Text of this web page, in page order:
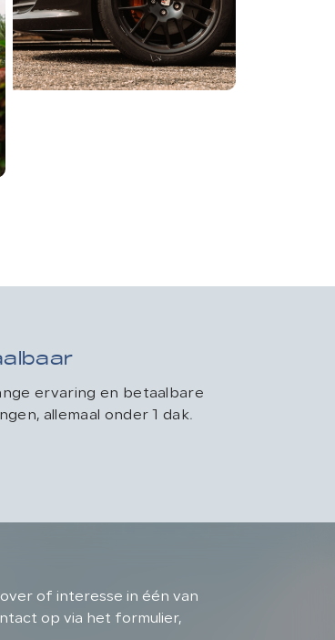
ervaring en betaalbare
allemaal onder 1 dak.
of interesse in één van
op via het formulier,